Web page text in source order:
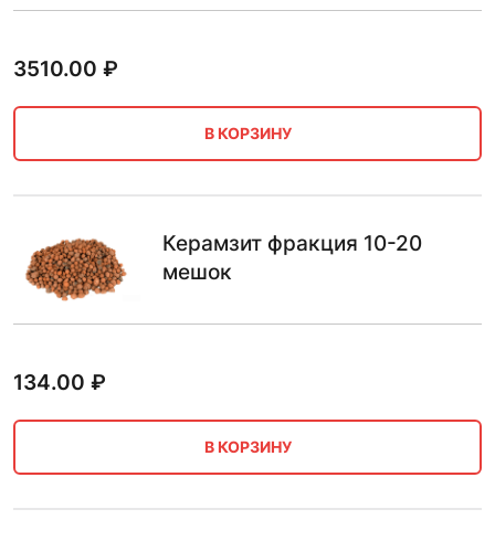
3510.00 ₽
В КОРЗИНУ
Керамзит фракция 10-20
мешок
134.00 ₽
В КОРЗИНУ